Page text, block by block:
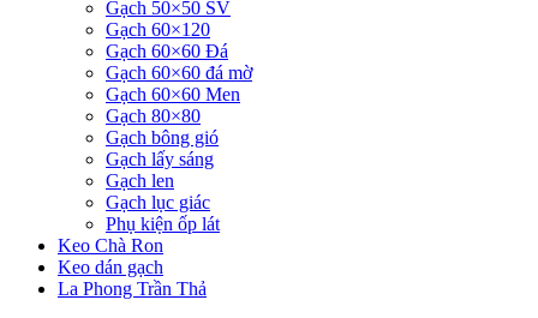
Gạch 50×50 SV
Gạch 60×120
Gạch 60×60 Đá
Gạch 60×60 đá mờ
Gạch 60×60 Men
Gạch 80×80
Gạch bông gió
Gạch lấy sáng
Gạch len
Gạch lục giác
Phụ kiện ốp lát
Keo Chà Ron
Keo dán gạch
La Phong Trần Thả